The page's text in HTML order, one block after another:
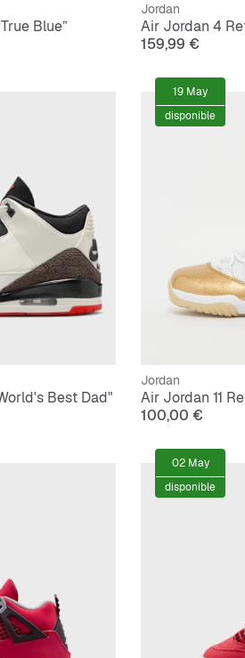
Blue”
Jordan
Air Jordan 4
159,99 €
Best Dad"
Jordan
Air Jordan 11
100,00 €
19 May
disponible
02 May
disponible